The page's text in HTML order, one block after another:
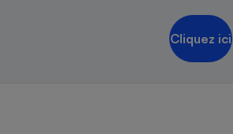
Cliquez ici